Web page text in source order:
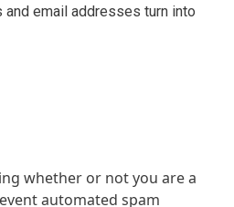
email addresses turn into
whether or not you are a
automated spam